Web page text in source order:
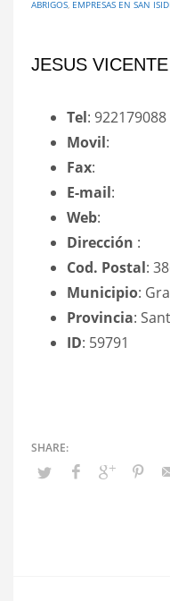
ABRIGOS, EMPRESAS EN SAN
JESUS
Tel: 922179088
Movil:
Fax:
E-mail:
Web:
Dirección :
Cod. Postal:
Municipio:
Provincia:
ID: 59791